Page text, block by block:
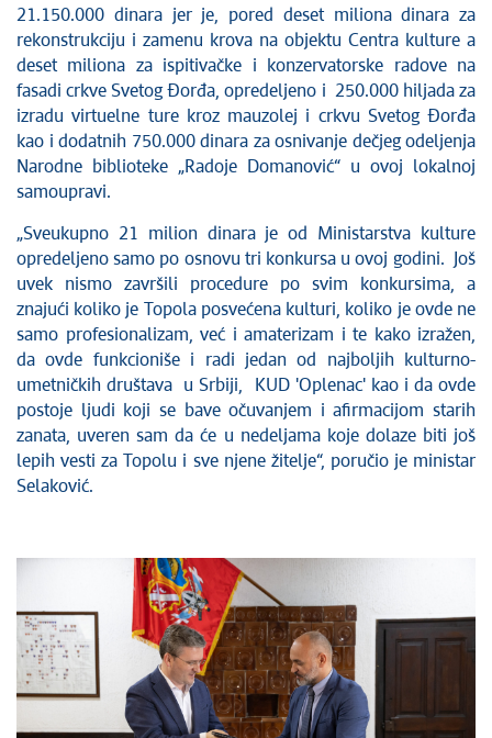
21.150.000 dinara jer je, pored deset miliona dinara za
rekonstrukciju i zamenu krova na objektu Centra kulture a
deset miliona za ispitivačke i konzervatorske radove na
fasadi crkve Svetog Đorđa, opredeljeno i 250.000 hiljada za
izradu virtuelne ture kroz mauzolej i crkvu Svetog Đorđa
kao i dodatnih 750.000 dinara za osnivanje dečjeg odeljenja
Narodne biblioteke „Radoje Domanović“ u ovoj lokalnoj
samoupravi.
„Sveukupno 21 milion dinara je od Ministarstva kulture
opredeljeno samo po osnovu tri konkursa u ovoj godini. Još
uvek nismo završili procedure po svim konkursima, a
znajući koliko je Topola posvećena kulturi, koliko je ovde ne
samo profesionalizam, već i amaterizam i te kako izražen,
da ovde funkcioniše i radi jedan od najboljih kulturno-
umetničkih društava u Srbiji, KUD 'Oplenac' kao i da ovde
postoje ljudi koji se bave očuvanjem i afirmacijom starih
zanata, uveren sam da će u nedeljama koje dolaze biti još
lepih vesti za Topolu i sve njene žitelje“, poručio je ministar
Selaković.